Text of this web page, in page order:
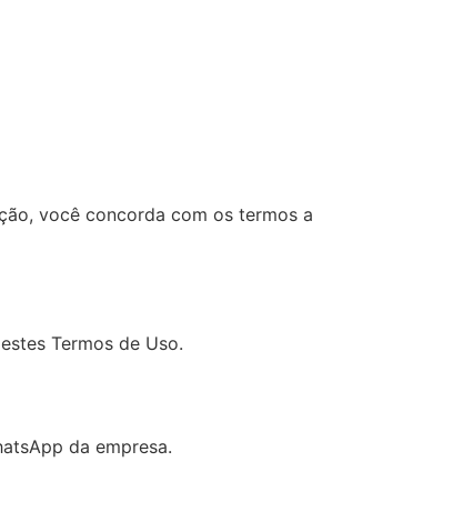
você concorda com os termos a
Termos de Uso.
da empresa.